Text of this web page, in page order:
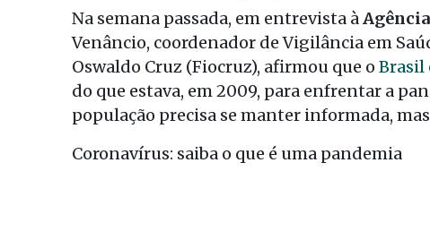
Na semana passada, em entrevista à
Venâncio, coordenador de Vigilância em
Oswaldo Cruz (Fiocruz), afirmou que o Brasil
do que estava, em 2009, para enfrentar a
população precisa se manter informada,
Coronavírus: saiba o que é uma pandemia